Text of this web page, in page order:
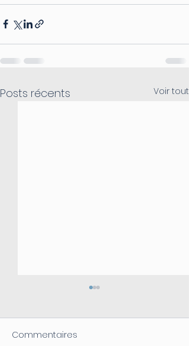
Posts récents Voir tout
Commentaires